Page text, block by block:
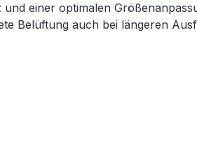
einer optimalen
Belüftung auch bei längeren